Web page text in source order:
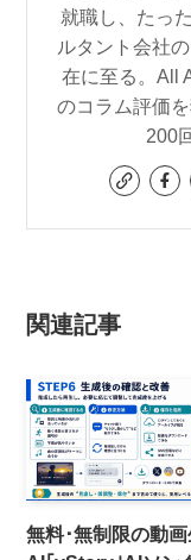
就職し、たっ
ルタント会社
在に至る。All
のコラム評価
200
関連記事
無料･無制限の動